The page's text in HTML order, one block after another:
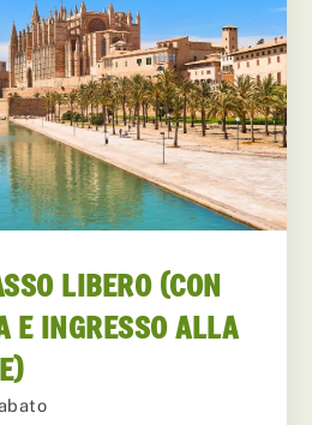
LIBERO (CON
E INGRESSO ALLA